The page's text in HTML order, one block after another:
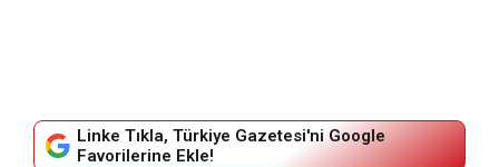
Linke Tıkla, Türkiye Gazetesi'ni Google
Favorilerine Ekle!